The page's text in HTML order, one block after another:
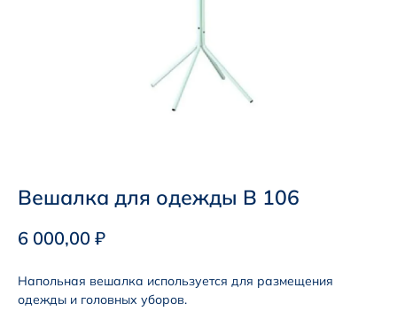
Вешалка для одежды В 106
6 000,00 ₽
Напольная вешалка используется для размещения
одежды и головных уборов.